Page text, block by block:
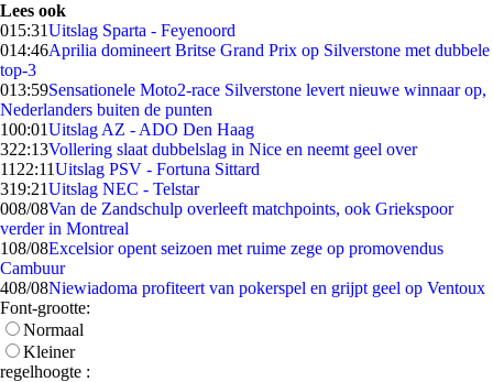
Lees ook
015:31Uitslag Sparta - Feyenoord
014:46Aprilia domineert Britse Grand Prix op Silverstone met dubbele
top-3
013:59Sensationele Moto2-race Silverstone levert nieuwe winnaar op,
Nederlanders buiten de punten
100:01Uitslag AZ - ADO Den Haag
322:13Vollering slaat dubbelslag in Nice en neemt geel over
11 22:11Uitslag PSV - Fortuna Sittard
319:21Uitslag NEC - Telstar
008/08Van de Zandschulp overleeft matchpoints, ook Griekspoor
verder in Montreal
108/08Excelsior opent seizoen met ruime zege op promovendus
Cambuur
408/08Niewiadoma profiteert van pokerspel en grijpt geel op Ventoux
Font-grootte:
Normaal
Kleiner
regelhoogte :